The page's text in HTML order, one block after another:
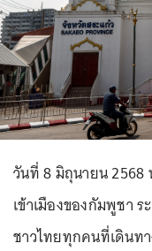
วันที่ 8 มิถุนายน 2568
เข้าเมืองของกัมพูชา
ชาวไทยทุกคนที่เดินท